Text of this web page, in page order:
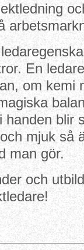
En
om kemi
handen blir
mjuk så
man gör.
och